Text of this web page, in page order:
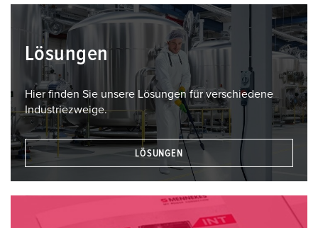
Lösungen
Hier finden Sie unsere Lösungen für verschiedene
Industriezweige.
LÖSUNGEN